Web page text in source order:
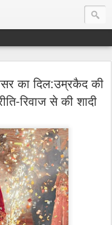
का दिल:उम्रकैद की
रिवाज से की शादी